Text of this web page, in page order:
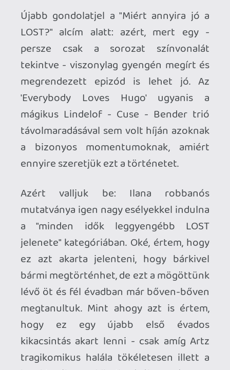
Azért valljuk be: Ilana robbanós
mutatványa igen nagy esélyekkel indulna
a "minden idők leggyengébb LOST
jelenete" kategóriában. Oké, értem, hogy
ez azt akarta jelenteni, hogy bárkivel
bármi megtörténhet, de ezt a mögöttünk
lévő öt és fél évadban már bőven-bőven
megtanultuk. Mint ahogy azt is értem,
hogy ez egy újabb első évados
kikacsintás akart lenni - csak amíg Artz
tragikomikus halála tökéletesen illett a
karakteréhez, addig Ilanáról ez már nem
mondható el. Minden esetre bánkódni
olyan nagyon nem fogunk miatta: azt a
érzésem szerint ennyi idő alatt simán
kihozták - nem véletlen, hogy nem
kapott saját epizódot. Azért vicces, hogy
Jackéket sem nagyon hatotta meg a
dolog.
A fenti tehát egy meglepően elbaszott
dolog volt, de szerencsére volt sok
minden más, ami kárpótoljon érte -
például a befejezés. Én el nem tudtam
képzelni, hogy mi fog történni, de
Desmond szerencsére bizonyította, hogy
ő itt a főnök. Like a Boss. Meg a LOST is
bizonyította, hogy továbbra is ő a
cliffhangerek királya.